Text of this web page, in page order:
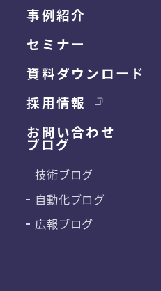
事例紹介
セミナー
資料ダウンロード
採用情報
お問い合わせ
ブログ
技術ブログ
自動化ブログ
広報ブログ